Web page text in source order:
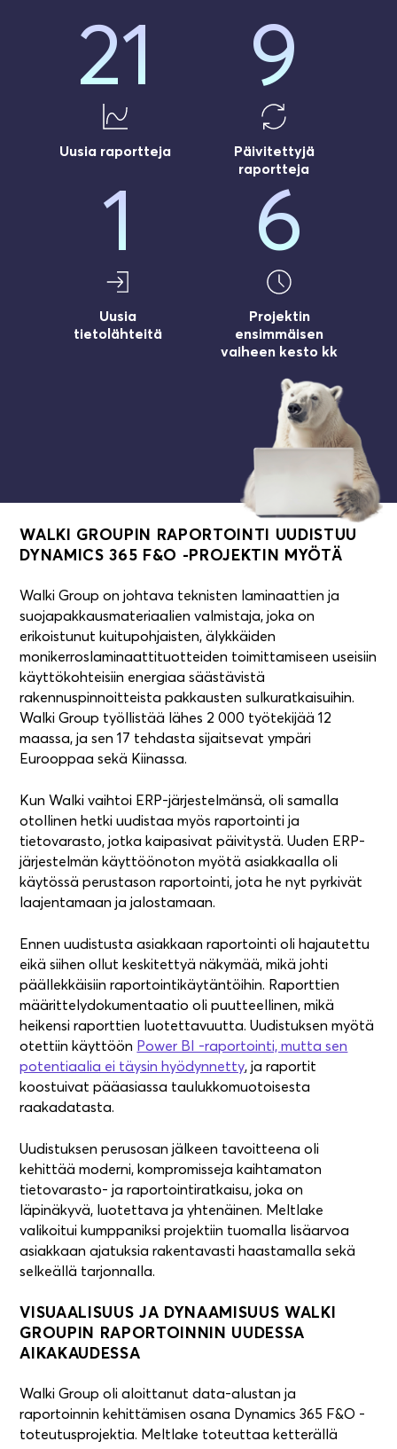
21
20
19
18
16
15
14
13
12
Uusia raportteja
9
8
7
6
5
4
3
2
1
0
Päivitettyjä
raportteja
1
0,9
0,7
0,6
0,5
0,4
0,3
0,2
0,1
Uusia
tietolähteitä
6
5
4
3
2
1
0
Projektin
ensimmäisen
vaiheen kesto kk
WALKI GROUPIN RAPORTOINTI UUDISTUU
DYNAMICS 365 F&O -PROJEKTIN MYÖTÄ
Walki Group on johtava teknisten laminaattien ja
suojapakkausmateriaalien valmistaja, joka on
erikoistunut kuitupohjaisten, älykkäiden
monikerroslaminaattituotteiden toimittamiseen useisiin
käyttökohteisiin energiaa säästävistä
rakennuspinnoitteista pakkausten sulkuratkaisuihin.
Walki Group työllistää lähes 2 000 työtekijää 12
maassa, ja sen 17 tehdasta sijaitsevat ympäri
Eurooppaa sekä Kiinassa.
Kun Walki vaihtoi ERP-järjestelmänsä, oli samalla
otollinen hetki uudistaa myös raportointi ja
tietovarasto, jotka kaipasivat päivitystä. Uuden ERP-
järjestelmän käyttöönoton myötä asiakkaalla oli
käytössä perustason raportointi, jota he nyt pyrkivät
laajentamaan ja jalostamaan.
Ennen uudistusta asiakkaan raportointi oli hajautettu
eikä siihen ollut keskitettyä näkymää, mikä johti
päällekkäisiin raportointikäytäntöihin. Raporttien
määrittelydokumentaatio oli puutteellinen, mikä
heikensi raporttien luotettavuutta. Uudistuksen myötä
otettiin käyttöön Power BI -raportointi, mutta sen
potentiaalia ei täysin hyödynnetty, ja raportit
koostuivat pääasiassa taulukkomuotoisesta
raakadatasta.
Uudistuksen perusosan jälkeen tavoitteena oli
kehittää moderni, kompromisseja kaihtamaton
tietovarasto- ja raportointiratkaisu, joka on
läpinäkyvä, luotettava ja yhtenäinen. Meltlake
valikoitui kumppaniksi projektiin tuomalla lisäarvoa
asiakkaan ajatuksia rakentavasti haastamalla sekä
selkeällä tarjonnalla.
VISUAALISUUS JA DYNAAMISUUS WALKI
GROUPIN RAPORTOINNIN UUDESSA
AIKAKAUDESSA
Walki Group oli aloittanut data-alustan ja
raportoinnin kehittämisen osana Dynamics 365 F&O -
toteutusprojektia. Meltlake toteuttaa ketterällä